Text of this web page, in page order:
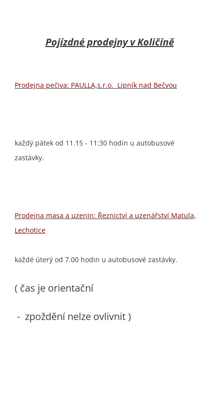
Pojízdné prodejny v Količíně
Prodejna pečiva: PAULLA,s.r.o. Lipník nad Bečvou
každý pátek od 11.15 - 11:30 hodin u autobusové
zastávky.
Prodejna masa a uzenin: Řeznictví a uzenářství Matula,
Lechotice
každé úterý od 7.00 hodin u autobusové zastávky.
( čas je orientační
- zpoždění nelze ovlivnit )